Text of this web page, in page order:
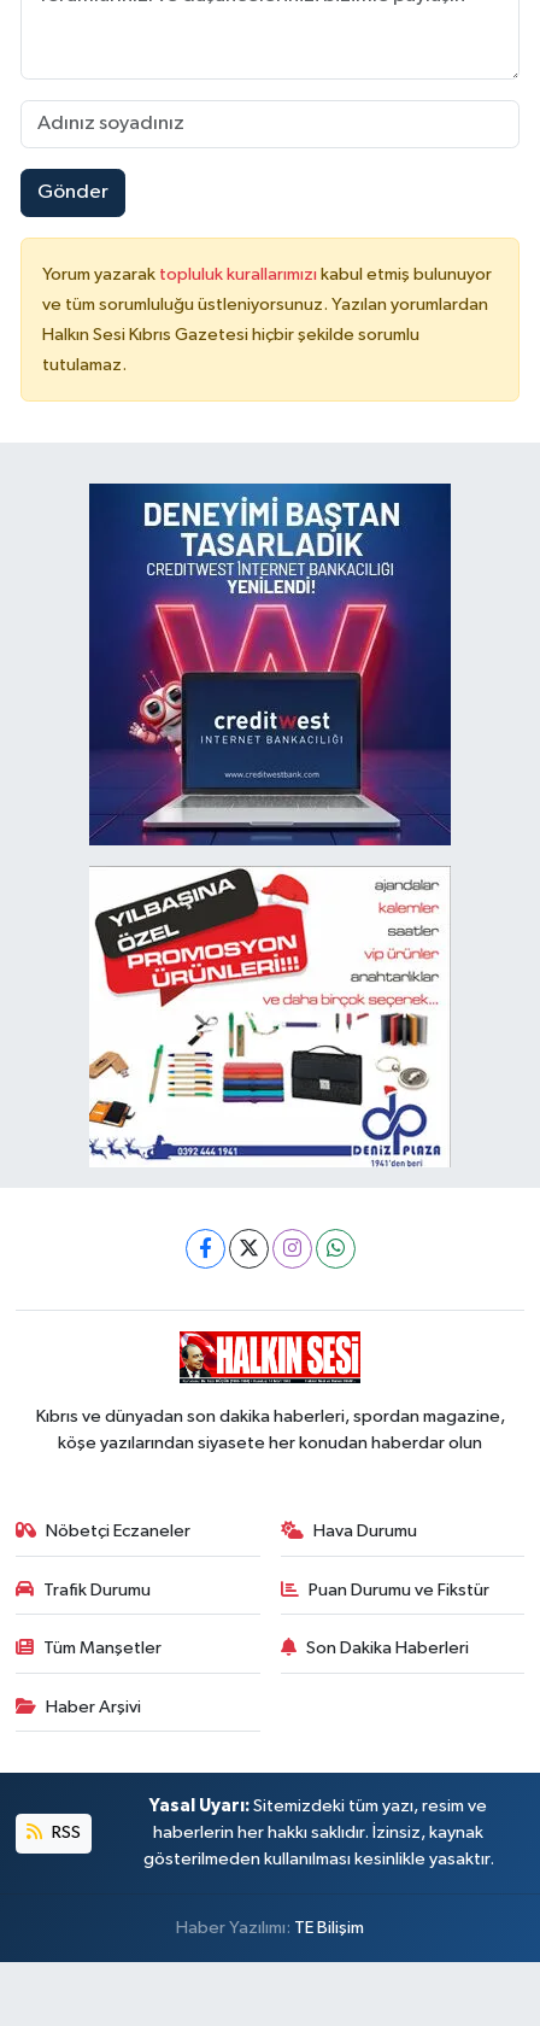
Gönder
Yorum yazarak topluluk kurallarımızı kabul etmiş bulunuyor
ve tüm sorumluluğu üstleniyorsunuz. Yazılan yorumlardan
Halkın Sesi Kıbrıs Gazetesi hiçbir şekilde sorumlu
tutulamaz.
Kıbrıs ve dünyadan son dakika haberleri, spordan magazine,
köşe yazılarından siyasete her konudan haberdar olun
Nöbetçi Eczaneler Hava Durumu
Trafik Durumu Puan Durumu ve Fikstür
Tüm Manşetler Son Dakika Haberleri
Haber Arşivi
RSS
Yasal Uyarı: Sitemizdeki tüm yazı, resim ve
haberlerin her hakkı saklıdır. İzinsiz, kaynak
gösterilmeden kullanılması kesinlikle yasaktır.
Haber Yazılımı: TE Bilişim